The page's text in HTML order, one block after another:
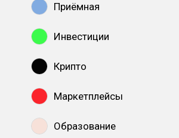
Приёмная
Инвестиции
Крипто
Маркетплейсы
Образование